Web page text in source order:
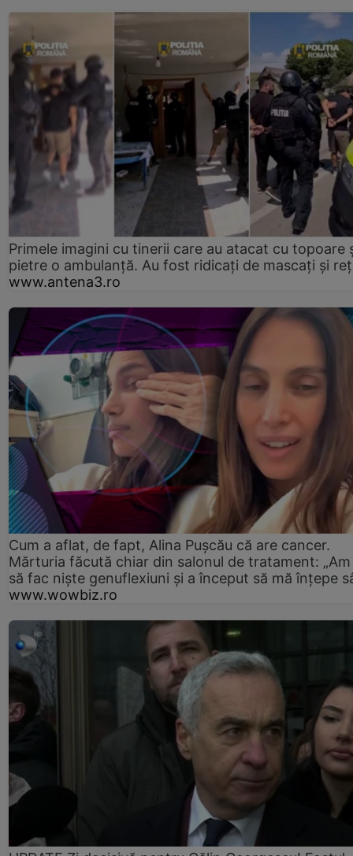
Primele imagini cu tinerii care au atacat cu topoare
pietre o ambulanță. Au fost ridicați de mascați și
www.antena3.ro
Cum a aflat, de fapt, Alina Pușcău că are cancer.
Mărturia făcută chiar din salonul de tratament:
să fac niște genuflexiuni și a început să mă înțepe
www.wowbiz.ro